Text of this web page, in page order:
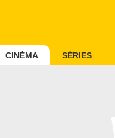
CINÉMA SÉRIES